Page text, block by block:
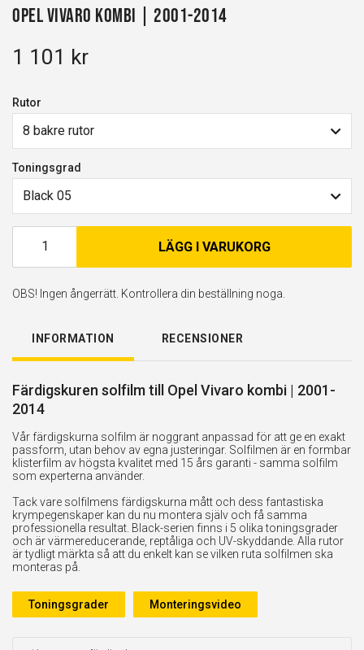
Opel Vivaro kombi | 2001-2014
1 101 kr
Rutor
8 bakre rutor
Toningsgrad
Black 05
LÄGG I VARUKORG
OBS! Ingen ångerrätt. Kontrollera din beställning noga.
INFORMATION RECENSIONER
Färdigskuren solfilm till Opel Vivaro kombi | 2001-
2014
Vår färdigskurna solfilm är noggrant anpassad för att ge en exakt
passform, utan behov av egna justeringar. Solfilmen är en formbar
klisterfilm av högsta kvalitet med 15 års garanti - samma solfilm
som experterna använder.
Tack vare solfilmens färdigskurna mått och dess fantastiska
krympegenskaper kan du nu montera själv och få samma
professionella resultat. Black-serien finns i 5 olika toningsgrader
och är värmereducerande, reptåliga och UV-skyddande. Alla rutor
är tydligt märkta så att du enkelt kan se vilken ruta solfilmen ska
monteras på.
Toningsgrader Monteringsvideo